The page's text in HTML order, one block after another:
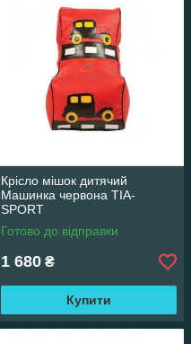
Крісло мішок дитячий
Машинка червона TIA-
SPORT
Готово до відправки
1 680 ₴
Купити